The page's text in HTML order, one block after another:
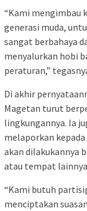
“Kami mengimbau
generasi muda,
sangat berbahaya
menyalurkan hobi
peraturan,”
Di akhir
Magetan turut
lingkungannya. Ia
melaporkan
akan dilakukannya
atau tempat
“Kami butuh
menciptakan